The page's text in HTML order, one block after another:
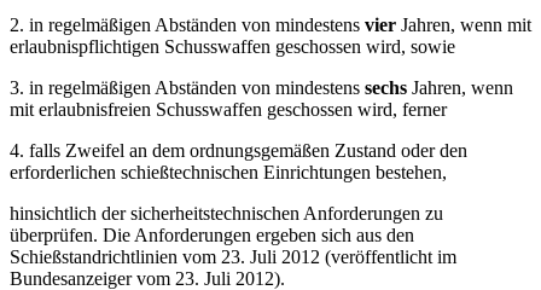
2. in regelmäßigen Abständen von mindestens vier Jahren, wenn mit
erlaubnispflichtigen Schusswaffen geschossen wird, sowie
3. in regelmäßigen Abständen von mindestens sechs Jahren, wenn
mit erlaubnisfreien Schusswaffen geschossen wird, ferner
4. falls Zweifel an dem ordnungsgemäßen Zustand oder den
erforderlichen schießtechnischen Einrichtungen bestehen,
hinsichtlich der sicherheitstechnischen Anforderungen zu
überprüfen. Die Anforderungen ergeben sich aus den
Schießstandrichtlinien vom 23. Juli 2012 (veröffentlicht im
Bundesanzeiger vom 23. Juli 2012).